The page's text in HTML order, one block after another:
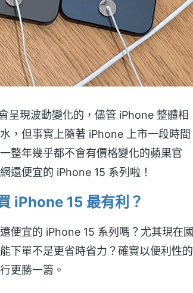
呈現波動變化的，儘管 iPhone 整體相
，但事實上隨著 iPhone 上市一段時間
整年幾乎都不會有價格變化的蘋果官
還便宜的 iPhone 15 系列啦！
iPhone 15 最有利？
便宜的 iPhone 15 系列嗎？尤其現在國
下單不是更省時省力？確實以便利性的
更勝一籌。